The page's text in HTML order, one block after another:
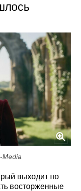
выходит по
восторженные